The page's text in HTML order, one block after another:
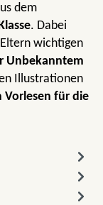
dem
. Dabei
wichtigen
Unbekanntem
Illustrationen
Vorlesen für die